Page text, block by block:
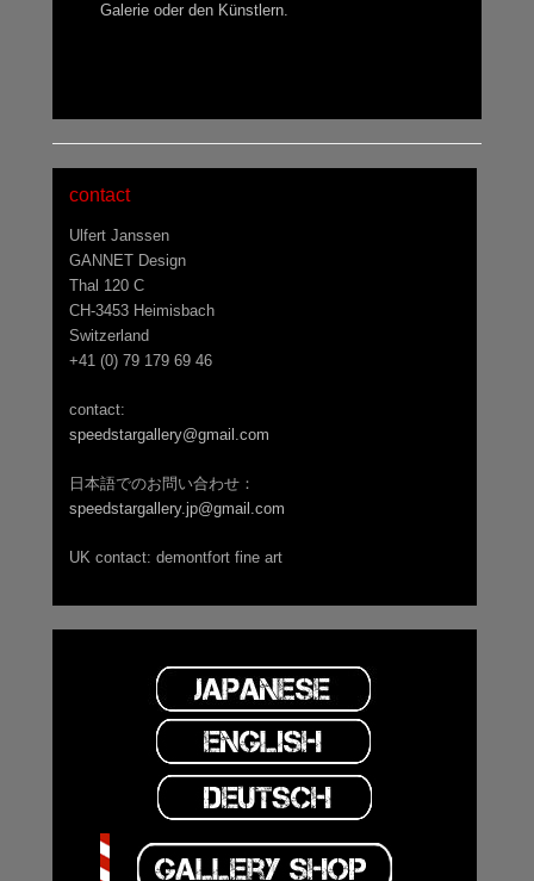
Galerie oder den Künstlern.
contact
Ulfert Janssen
GANNET Design
Thal 120 C
CH-3453 Heimisbach
Switzerland
+41 (0) 79 179 69 46
contact:
speedstargallery@gmail.com
日本語でのお問い合わせ：
speedstargallery.jp@gmail.com
UK contact: demontfort fine art